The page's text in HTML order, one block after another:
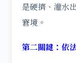
是硬擠、灌水
窘境。
第二關鍵：依